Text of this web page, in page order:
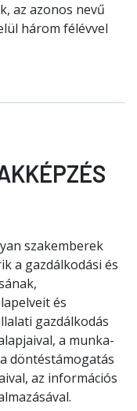
az azonos nevű
három félévvel
szakemberek
a gazdálkodási és
és
gazdálkodás
a munka-
döntéstámogatás
az információs